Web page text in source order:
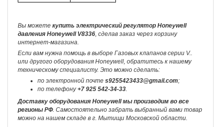
Вы можете купить электрический регулятор Honeywell
давления Honeywell V8336 , сделав заказ через корзину
интернет-магазина.
Если вам нужна помощь в выборе Газовых клапанов серии V..
или другого оборудования Honeywell, обратитесь к нашему
техническому специалисту. Это можно сделать:
по электронной почте s9255423433@gmail.com;
по телефону+7 925 542-34-33
Доставку оборудования Honeywell мы производим во все
регионы РФ. Самостоятельно забрать выбранный вами товар
можно на нашем складе в г. Мытищи Московской области.